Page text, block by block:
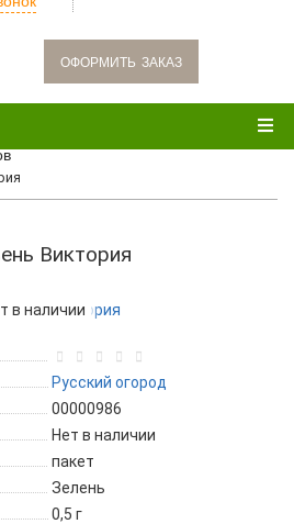
oформить заказ
Виктория
в наличии
Русский огород
00000986
Нет в наличии
пакет
Зелень
0,5 г